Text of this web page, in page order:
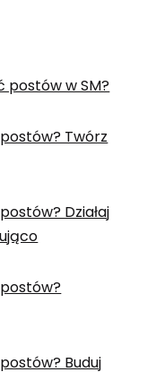
postów w SM?
Twórz
Działaj
Buduj